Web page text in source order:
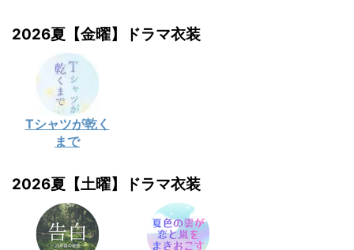
2026夏【金曜】ドラマ衣装
Tシャツが乾く
まで
2026夏【土曜】ドラマ衣装